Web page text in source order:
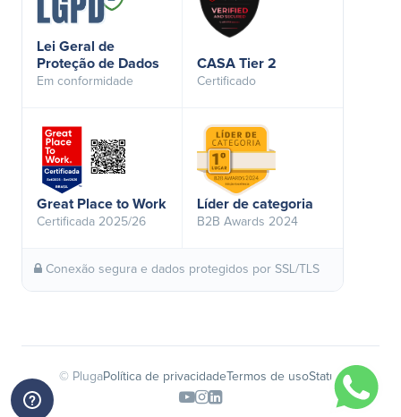
Lei Geral de
Proteção de Dados
Em conformidade
CASA Tier 2
Certificado
Great Place to Work
Certificada 2025/26
Líder de categoria
B2B Awards 2024
Conexão segura e dados protegidos por SSL/TLS
© PlugaPolítica de privacidadeTermos de usoStatus